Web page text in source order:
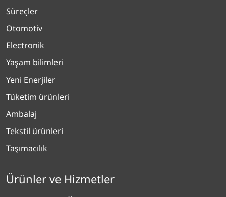
Süreçler
Otomotiv
Electronik
Yaşam bilimleri
Yeni Enerjiler
Tüketim ürünleri
Ambalaj
Tekstil ürünleri
Taşımacılık
Ürünler ve Hizmetler